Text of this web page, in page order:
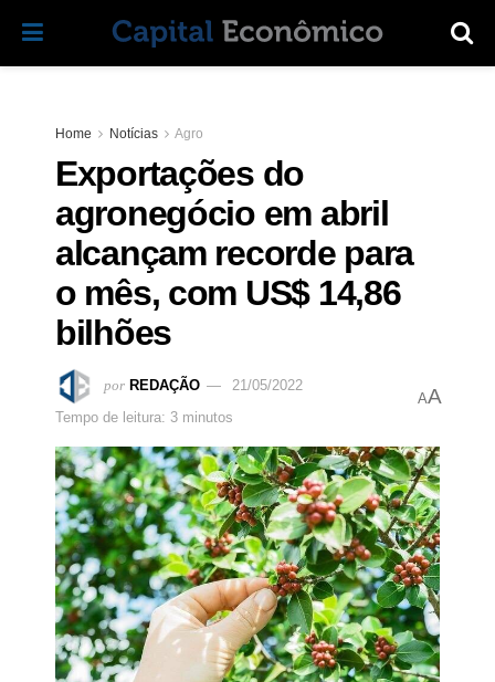
Home Notícias Agro
Exportações do
agronegócio em abril
alcançam recorde para
o mês, com US$ 14,86
bilhões
por REDAÇÃO
21/05/2022
Tempo de leitura: 3 minutos
AA